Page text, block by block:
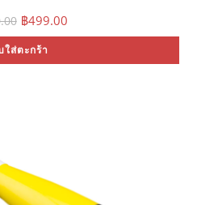
Original
price
was:
฿1,350.00.
฿499.00Current
price
is:
ใส่ตะกร้า